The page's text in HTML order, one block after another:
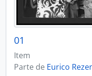
01
Item
Parte de Eurico